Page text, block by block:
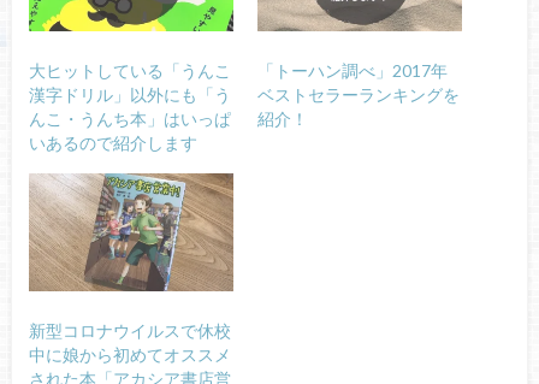
大ヒットしている「うんこ
漢字ドリル」以外にも「う
んこ・うんち本」はいっぱ
いあるので紹介します
「トーハン調べ」2017年
ベストセラーランキングを
紹介！
新型コロナウイルスで休校
中に娘から初めてオススメ
された本「アカシア書店営